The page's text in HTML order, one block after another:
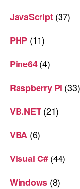
JavaScript(37)
PHP (11)
Pine64(4)
Raspberry Pi (33)
VB.NET(21)
VBA (6)
Visual C#(44)
Windows (8)